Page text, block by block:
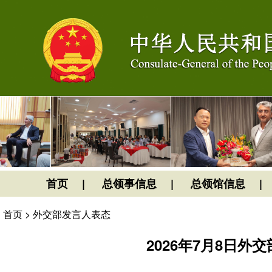
首页 总领事信息 总领馆信息
首页 > 外交部发言人表态
2026年7月8日外